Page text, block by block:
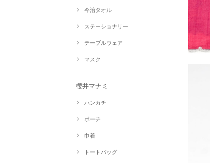
今治タオル
ステーショナリー
テーブルウェア
マスク
櫻井マナミ
ハンカチ
ポーチ
巾着
トートバッグ